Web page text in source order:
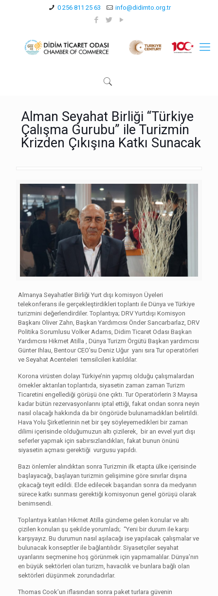
0 256 811 25 63 info@didimto.org.tr
Alman Seyahat Birliği “Türkiye
Çalışma Gurubu” ile Turizmin
Krizden Çıkışına Katkı Sunacak
Almanya Seyahatler Birliği Yurt dışı komisyon Üyeleri
telekonferans ile gerçekleştirdikleri toplantı ile Dünya ve Türkiye
turizmini değerlendirdiler. Toplantıya; DRV Yurtdışı Komisyon
Başkanı Oliver Zahn, Başkan Yardımcısı Önder Sancarbarlaz, DRV
Politika Sorumlusu Volker Adams, Didim Ticaret Odası Başkan
Yardımcısı Hikmet Atilla , Dünya Turizm Örgütü Başkan yardımcısı
Günter Ihlau, Bentour CEO’su Deniz Uğur yanı sıra Tur operatörleri
ve Seyahat Acenteleri temsilcileri katıldılar.
Korona virüsten dolayı Türkiye’nin yapmış olduğu çalışmalardan
örnekler aktarılan toplantıda, siyasetin zaman zaman Turizm
Ticaretini engellediği görüşü öne çıktı. Tur Operatörlerin 3 Mayısa
kadar bütün rezervasyonlarını iptal ettiği, fakat ondan sonra neyin
nasıl olacağı hakkında da bir öngörüde bulunamadıkları belirtildi.
Hava Yolu Şirketlerinin net bir şey söyleyemedikleri bir zaman
dilimi içerisinde olduğumuzun altı çizilerek, bir an evvel yurt dışı
seferler yapmak için sabırsızlandıkları, fakat bunun önünü
siyasetin açması gerektiği vurgusu yapıldı.
Bazı önlemler alındıktan sonra Turizmin ilk etapta ülke içerisinde
başlayacağı, başlayan turizmin gelişimine göre sınırlar dışına
çıkacağı teyit edildi. Elde edilecek başarıdan sonra da medyanın
sürece katkı sunması gerektiği komisyonun genel görüşü olarak
benimsendi.
Toplantıya katılan Hikmet Atilla gündeme gelen konular ve altı
çizilen konuları şu şekilde yorumladı; “Yeni bir durum ile karşı
karşıyayız. Bu durumun nasıl aşılacağı ise yapılacak çalışmalar ve
bulunacak konseptler ile bağlantılıdır. Siyasetçiler seyahat
uyarılarını seçmenine hoş görünmek için yapmamalılar. Dünya’nın
en büyük sektörleri olan turizm, havacılık ve bunlara bağlı olan
sektörleri düşünmek zorundadırlar.
Thomas Cook’un iflasından sonra paket turlara güvenin